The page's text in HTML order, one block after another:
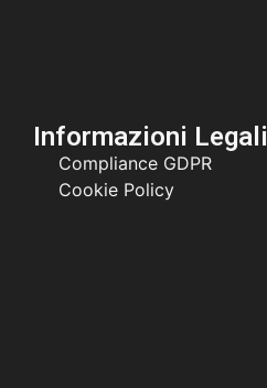
Informazioni Legali
Compliance GDPR
Cookie Policy